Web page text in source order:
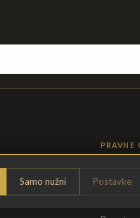
Samo nužni Postavke
PRAVNE
Pravila
Opći uvjeti